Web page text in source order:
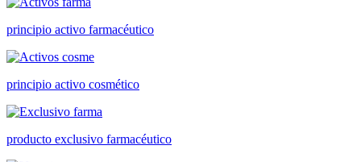
principio activo farmacéutico
principio activo cosmético
producto exclusivo farmacéutico